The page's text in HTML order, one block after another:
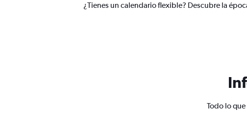
¿Tienes un calendario flexible? Descubre la
Todo lo